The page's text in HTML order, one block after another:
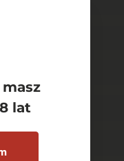
lat